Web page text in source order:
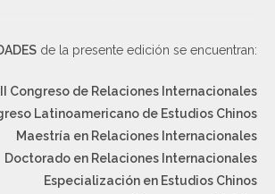
de la presente edición se encuentran:
Congreso de Relaciones Internacionales
Latinoamericano de Estudios Chinos
Maestría en Relaciones Internacionales
Doctorado en Relaciones Internacionales
Especialización en Estudios Chinos